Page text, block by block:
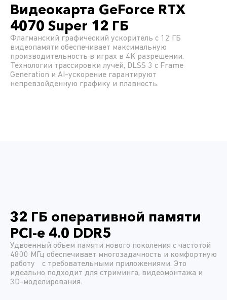
Видеокарта GeForce RTX
4070 Super 12 ГБ
Флагманский графический ускоритель с 12 ГБ
видеопамяти обеспечивает максимальную
производительность в играх в 4K разрешении.
Технологии трассировки лучей, DLSS 3 с Frame
Generation и AI-ускорение гарантируют
непревзойденную графику и плавность.
32 ГБ оперативной памяти
PCI-e 4.0 DDR5
Удвоенный объем памяти нового поколения с частотой
4800 МГц обеспечивает многозадачность и комфортную
работу с требовательными приложениями. Это
идеально подходит для стриминга, видеомонтажа и
3D-моделирования.